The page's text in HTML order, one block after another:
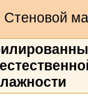
Стеновой